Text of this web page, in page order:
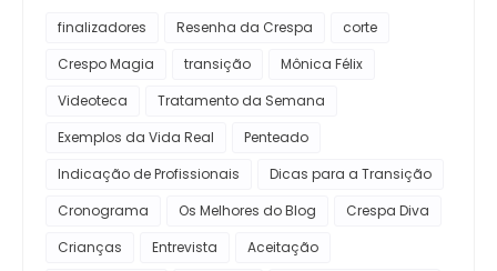
finalizadores Resenha da Crespa
corte
Crespo Magia
transição
Mônica Félix
Videoteca
Tratamento da Semana
Exemplos da Vida Real
Penteado
Indicação de Profissionais
Dicas para a Transição
Cronograma
Os Melhores do Blog
Crespa Diva
Crianças
Entrevista
Aceitação